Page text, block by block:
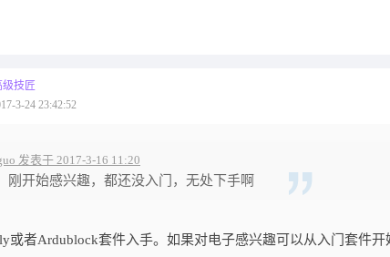
级技匠
3-24 23:42:52
发表于 2017-3-16 11:20
刚开始感兴趣，都还没入门，无处下手啊
或者Ardublock套件入手。如果对电子感兴趣可以从入门套件开